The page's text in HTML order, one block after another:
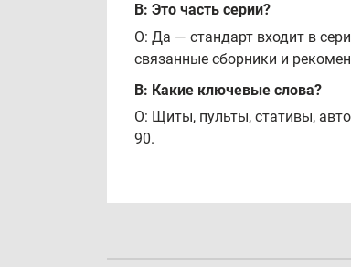
В: Это часть серии?
О: Да — стандарт входит в
связанные сборники и
В: Какие ключевые слова?
О: Щиты, пульты, стативы,
90.